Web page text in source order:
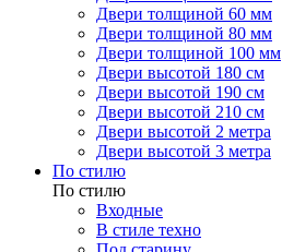
Двери толщиной 60 мм
Двери толщиной 80 мм
Двери толщиной 100 мм
Двери высотой 180 см
Двери высотой 190 см
Двери высотой 210 см
Двери высотой 2 метра
Двери высотой 3 метра
По стилю
По стилю
Входные
В стиле техно